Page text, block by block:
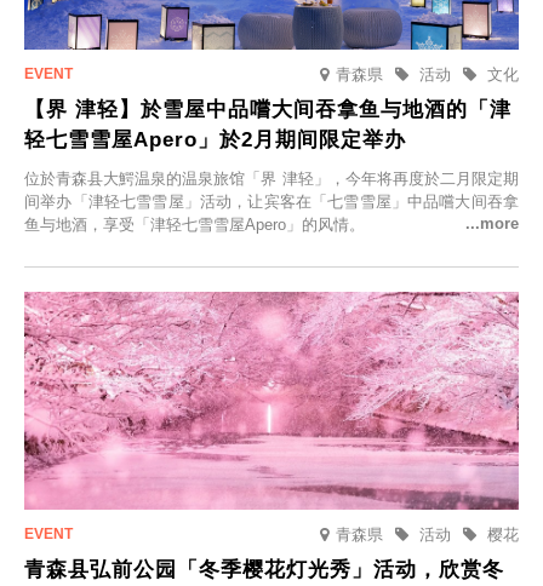
青森県 文化
活动
【界 津轻】於雪屋中品嚐大间吞拿鱼与地酒的「津
轻七雪雪屋Apero」於2月期间限定举办
位於青森县大鰐温泉的温泉旅馆「界 津轻」，今年将再度於二月限定期
间举办「津轻七雪雪屋」活动，让宾客在「七雪雪屋」中品嚐大间吞拿
鱼与地酒，享受「津轻七雪雪屋Apero」的风情。
青森県 樱花
活动
青森县弘前公园「冬季樱花灯光秀」活动，欣赏冬